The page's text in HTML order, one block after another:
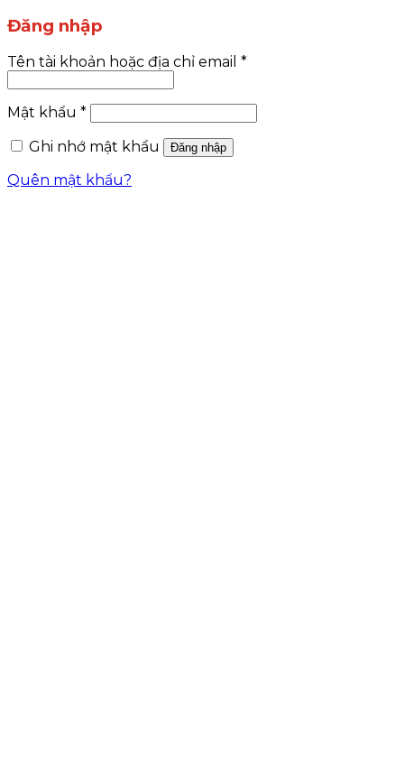
Đăng nhập
Tên tài khoản hoặc địa chỉ email *
Mật khẩu *
Ghi nhớ mật khẩu
Đăng nhập
Quên mật khẩu?